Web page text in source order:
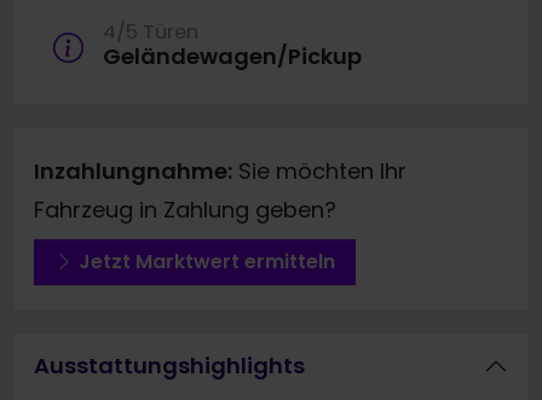
4/5 Türen
Geländewagen/Pickup
Inzahlungnahme: Sie möchten Ihr
Fahrzeug in Zahlung geben?
Jetzt Marktwert ermitteln
Ausstattungshighlights